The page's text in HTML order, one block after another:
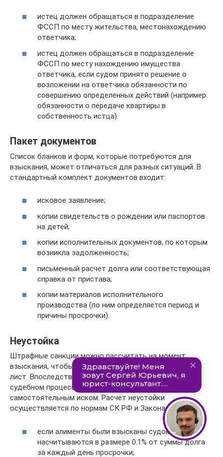
истец должен обращаться в подразделение
ФССП по месту жительства, местонахождению
ответчика;
истец должен обращаться в подразделение
ФССП по месту нахождению имущества
ответчика, если судом принято решение о
возложении на ответчика обязанности по
совершению определенных действий (например:
обязанности о передаче квартиры в
собственность истца).
Пакет документов
Список бланков и форм, которые потребуются для
взыскания, может отличаться для разных ситуаций. В
стандартный комплект документов входит:
исковое заявление;
копии свидетельств о рождении или паспортов
на детей;
копии исполнительных документов, по которым
возникла задолженность;
письменный расчет долга или соответствующая
справка от пристава;
копии материалов исполнительного
производства (по ним определяется период и
причины просрочки).
Неустойка
Штрафные санкции можно рассчитать на момент
взыскания, чтобы получить единый исполнительный
лист. Впоследствии можно увеличить сумму пени в
судебном процессе, либо обратиться в суд с
самостоятельным иском. Расчет неустойки
осуществляется по нормам СК РФ и Закона № 229-ФЗ:
если алименты были взысканы судом, пени
насчитываются в размере 0.1% от суммы долга
за каждый день просрочки;